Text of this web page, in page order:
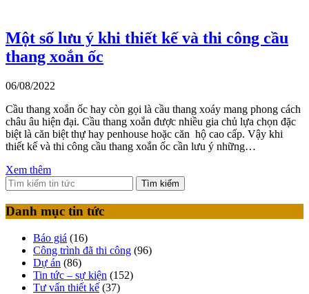
Một số lưu ý khi thiết kế và thi công cầu
thang xoắn ốc
06/08/2022
Cầu thang xoắn ốc hay còn gọi là cầu thang xoáy mang phong cách
châu âu hiện đại. Cầu thang xoắn được nhiều gia chủ lựa chọn đặc
biệt là căn biệt thự hay penhouse hoặc căn hộ cao cấp. Vậy khi
thiết kế và thi công cầu thang xoắn ốc cần lưu ý những…
Xem thêm
Tìm kiếm
Danh mục tin tức
Báo giá (16)
Công trình đã thi công (96)
Dự án (86)
Tin tức – sự kiện (152)
Tư vấn thiết kế (37)